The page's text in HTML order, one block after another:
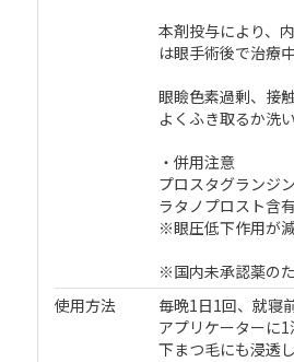
本剤投与により、
は眼手術後で治療
眼瞼色素過剰、接
よくふき取るか洗
・併用注意
プロスタグランジ
ラタノプロスト含
※眼圧低下作用が
※国内未承認薬の
使用方法
毎晩1日1回、就寝
アプリケーターに
下まつ毛にも浸透